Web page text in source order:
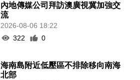
內地傳媒公司拜訪澳廣視冀加強交
流
2026-08-06 18:22
322
0
海南島附近低壓區不排除移向南海
北部